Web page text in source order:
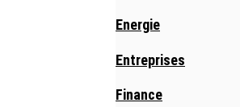
Energie
Entreprises
Finance